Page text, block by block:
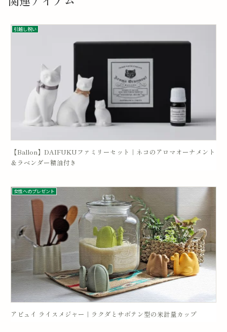
引越し祝い
【Ballon】DAIFUKUファミリーセット｜ネコのアロマオーナメント
＆ラベンダー精油付き
女性へのプレゼント
アピュイ ライスメジャー｜ラクダとサボテン型の米計量カップ